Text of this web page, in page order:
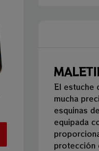
El estuche
mucha
esquinas
equipada
protección